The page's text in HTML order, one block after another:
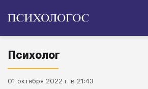
Психолог
01 октября 2022 г. в 21:43